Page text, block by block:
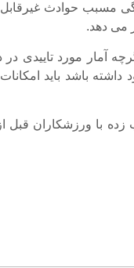
مسبب حوادث غیرقابل
می دهد.
آمار مورد تاییدی
باشد باید
زده با ورزشکاران